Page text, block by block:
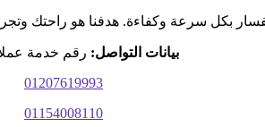
بكل سرعة وكفاءة. هدفنا هو راحتك
بيانات التواصل: رقم خدمة
01207619993
01154008110